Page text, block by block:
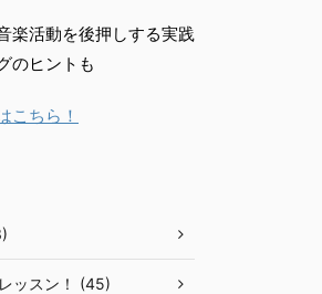
楽活動を後押しする実践
のヒントも
こちら！
ッスン！ (45)